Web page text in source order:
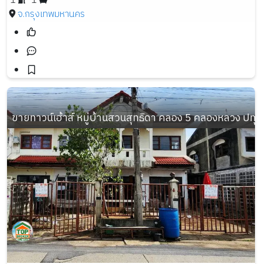
จ.กรุงเทพมหานคร
ขายทาวน์เฮ้าส์ หมู่บ้านสวนสุทธิดา คลอง 5 คลองหลวง ปทุ